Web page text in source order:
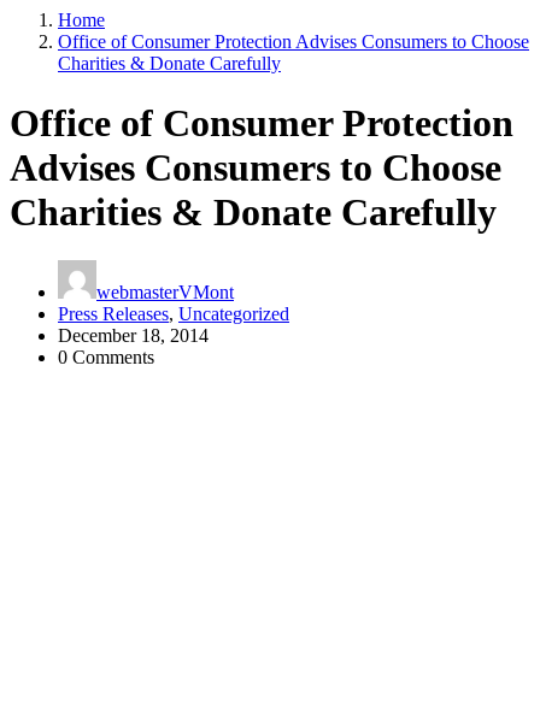
Home
Office of Consumer Protection Advises Consumers to Choose
Charities & Donate Carefully
Office of Consumer Protection
Advises Consumers to Choose
Charities & Donate Carefully
webmasterVMont
Press Releases, Uncategorized
December 18, 2014
0 Comments